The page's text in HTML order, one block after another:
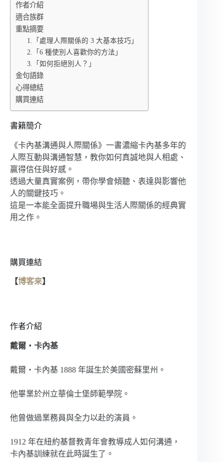
作者介紹
適合族群
重點摘要
1.「處理人際關係的 3 大基本技巧」
2.「6 種使別人喜歡你的方法」
3.「如何拒絕別人？」
金句語錄
心得總結
購買連結
書籍簡介
《卡內基溝通與人際關係》一書濃縮卡內基多年的
人際互動與溝通智慧，教你如何真誠地與人相處、
贏得信任與好感。
透過大量真實案例，帶你學會傾聽、表達與影響他
人的關鍵技巧。
這是一本能全面提升職場與生活人際關係的經典實
用之作。
購買連結
【博客來】
作者介紹
戴爾・卡內基
戴爾・卡內基 1888 年誕生於美國密蘇里州。
他畢業於州立華倫士堡師範學院。
他曾做過業務員與全力以赴的演員。
1912 年在紐約基督教青年會教導成人如何溝通，
卡內基訓練就在此時誕生了。